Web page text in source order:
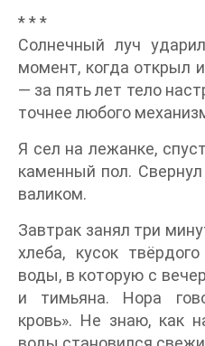
* * *
Солнечный луч
момент, когда открыл
— за пять лет тело
точнее любого
Я сел на лежанке,
каменный пол.
валиком.
Завтрак занял три
хлеба, кусок
воды, в которую с
и тимьяна. Нора
кровь». Не знаю, как